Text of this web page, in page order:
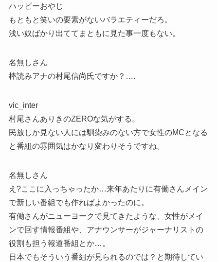
ハッピーおやじ
もともと笑いの要素がないバラエティーだろ。
浅い奴ばかり出ててまともに見た事一度もない。
名無しさん
棒読みアナの村尾信尚氏ですか？….
vic_inter
村尾さんありきのZEROな気がする。
民放しか見ない人には馴染みのない方で女性のMCとなる
と番組の雰囲気はかなり変わりそうですね。
名無しさん
え?ここに入っちゃったか…来年あたりに有働さんメイン
で新しい番組でも作ればよかったのに。
有働さんがニューヨークで見てきたような、女性がメイ
ンで回す情報番組や、アナウンサーがジャーナリストの
役割も担う報道番組とか…。
日本でもそういう番組が見られるのでは？と期待してい